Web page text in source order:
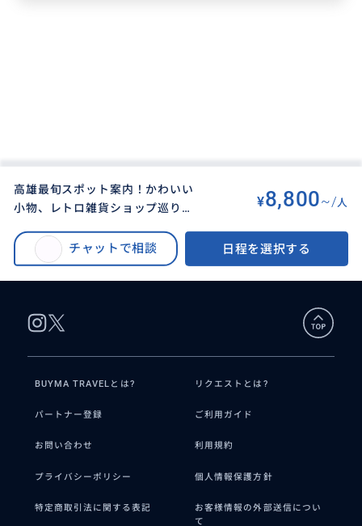
高雄最旬スポット案内！かわいい
小物、レトロ雑貨ショップ巡り！
¥8,800~/人
チャットで相談 日程を選択する
高雄最旬スポット案内！かわいい小物、レトロ雑貨ショップ巡り！魅力的な
アイテムを見つけよう！
BUYMA TRAVELとは? リクエストとは?
パートナー登録 ご利用ガイド
お問い合わせ 利用規約
プライバシーポリシー 個人情報保護方針
特定商取引法に関する表記
お客様情報の外部送信につい
て